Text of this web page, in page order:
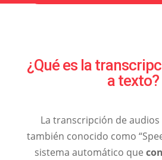
¿Qué es la
a texto?
La transcripción de audios
también conocido como
sistema automático que